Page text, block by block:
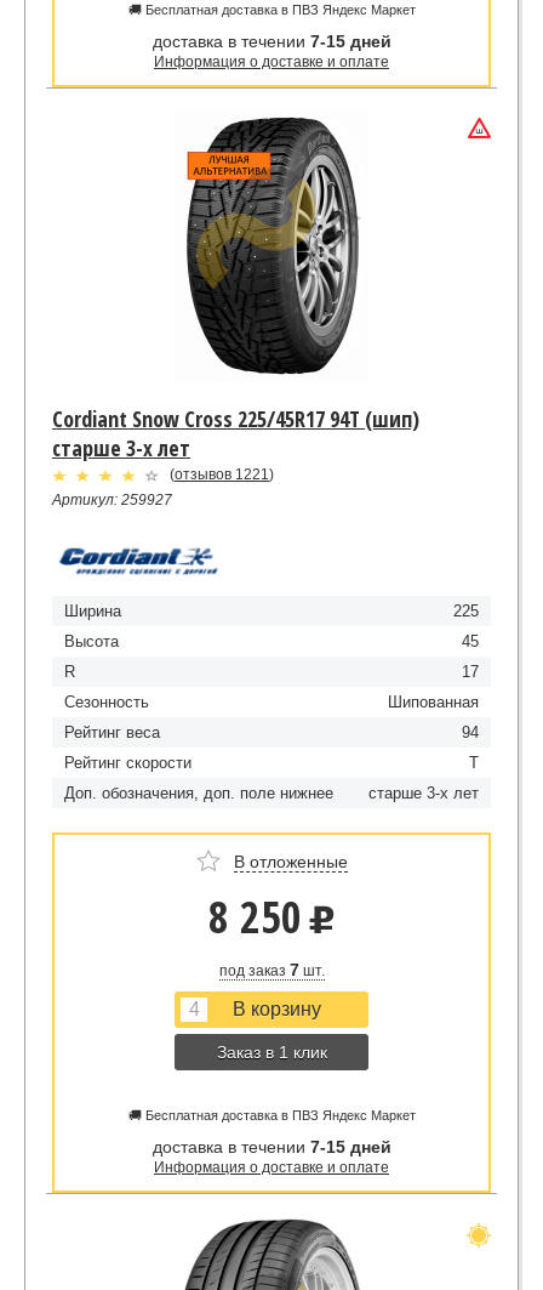
🚚 Бесплатная доставка в ПВЗ Яндекс Маркет
доставка в течении 7-15 дней
Информация о доставке и оплате
Cordiant Snow Cross 225/45R17 94Т (шип)
старше 3-х лет
(отзывов 1221)
Артикул: 259927
Ширина
225
Высота
45
R
17
Сезонность
Шипованная
Рейтинг веса
94
Рейтинг скорости
Т
Доп. обозначения, доп. поле нижнее
старше 3-х лет
В отложенные
8 250 u
под заказ 7шт.
Заказ в 1 клик
🚚 Бесплатная доставка в ПВЗ Яндекс Маркет
доставка в течении 7-15 дней
Информация о доставке и оплате